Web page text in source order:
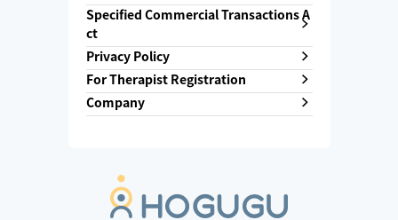
Specified Commercial Transactions A
ct
Privacy Policy
For Therapist Registration
Company